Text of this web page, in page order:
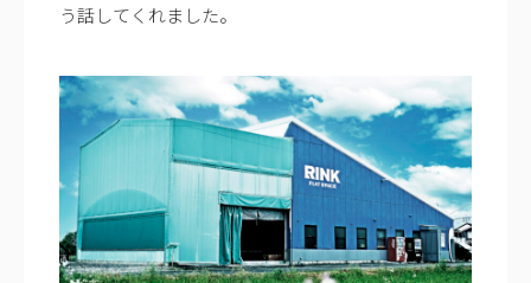
う話してくれました。